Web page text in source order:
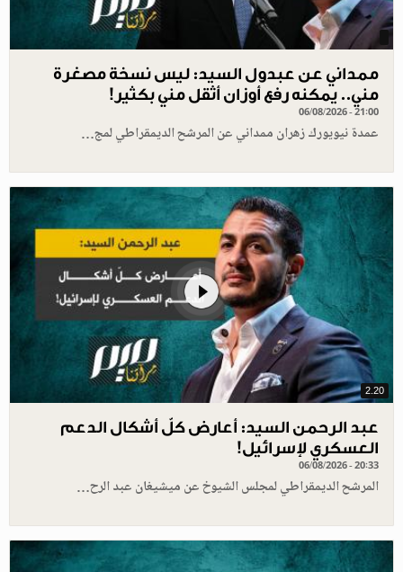
ممداني عن عبدول السيد: ليس نسخة مصغرة
مني.. يمكنه رفع أوزان أثقل مني بكثير!
06/08/2026 - 21:00
عمدة نيويورك زهران ممداني عن المرشح الديمقراطي لمج…
2.20
عبد الرحمن السيد: أعارض كلّ أشكال الدعم
العسكري لإسرائيل!
06/08/2026 - 20:33
المرشح الديمقراطي لمجلس الشيوخ عن ميشيغان عبد الرح…